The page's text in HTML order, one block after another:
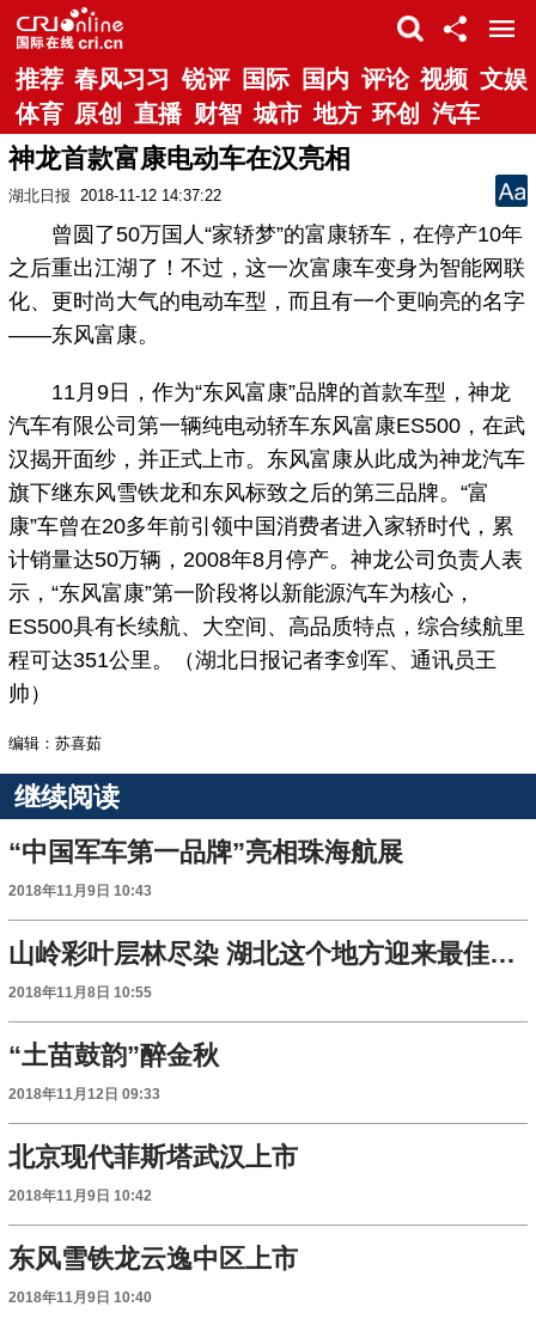
推荐 春风习习 锐评 国际 国内 评论 视频 文娱
体育 原创 直播 财智 城市 地方 环创 汽车
神龙首款富康电动车在汉亮相
湖北日报 2018-11-12 14:37:22
曾圆了50万国人“家轿梦”的富康轿车，在停产10年
之后重出江湖了！不过，这一次富康车变身为智能网联
化、更时尚大气的电动车型，而且有一个更响亮的名字
——东风富康。
11月9日，作为“东风富康”品牌的首款车型，神龙
汽车有限公司第一辆纯电动轿车东风富康ES500，在武
汉揭开面纱，并正式上市。东风富康从此成为神龙汽车
旗下继东风雪铁龙和东风标致之后的第三品牌。“富
康”车曾在20多年前引领中国消费者进入家轿时代，累
计销量达50万辆，2008年8月停产。神龙公司负责人表
示，“东风富康”第一阶段将以新能源汽车为核心，
ES500具有长续航、大空间、高品质特点，综合续航里
程可达351公里。（湖北日报记者李剑军、通讯员王
帅）
编辑：苏喜茹
继续阅读
“中国军车第一品牌”亮相珠海航展
2018年11月9日 10:43
山岭彩叶层林尽染 湖北这个地方迎来最佳观赏期
2018年11月8日 10:55
“土苗鼓韵”醉金秋
2018年11月12日 09:33
北京现代菲斯塔武汉上市
2018年11月9日 10:42
东风雪铁龙云逸中区上市
2018年11月9日 10:40